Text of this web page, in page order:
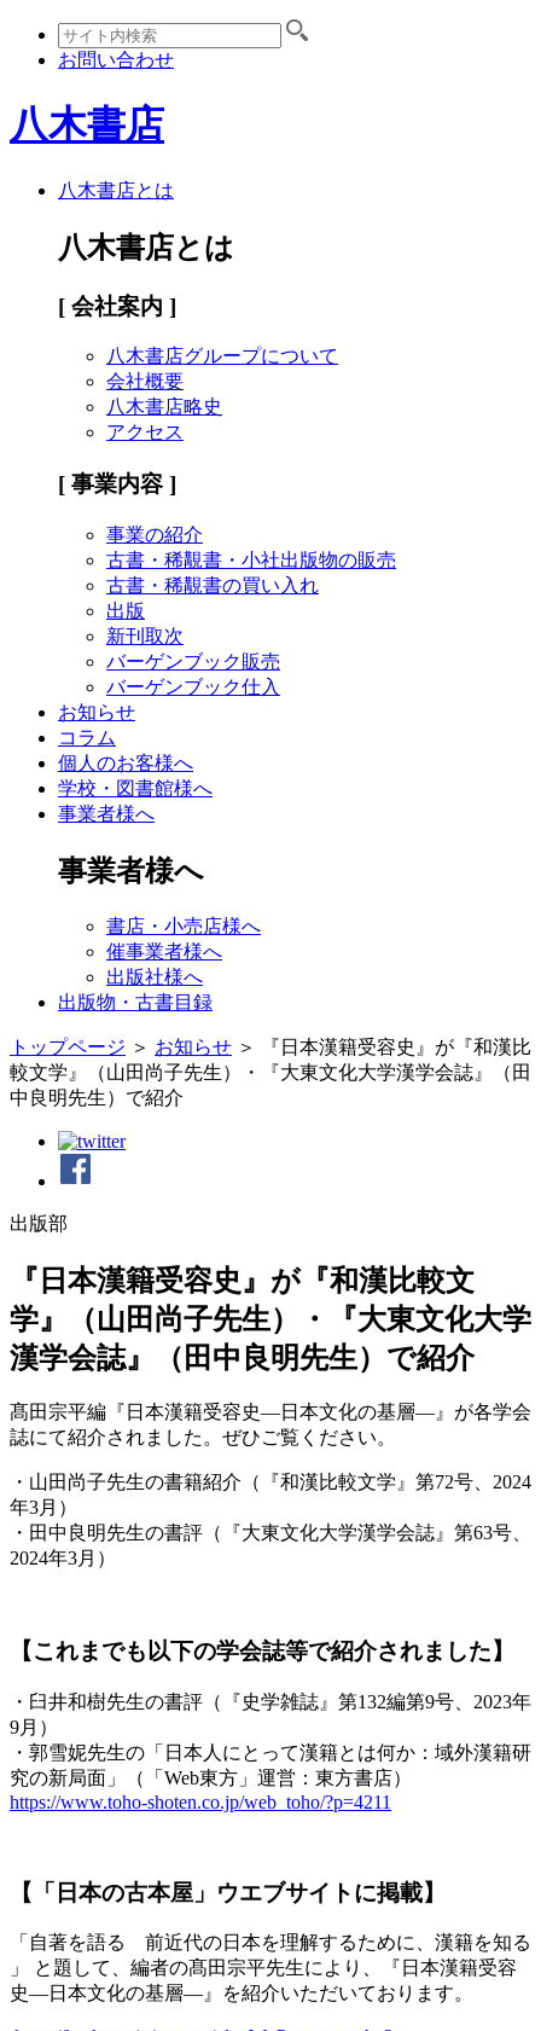
お問い合わせ
八木書店
八木書店とは
八木書店とは
[ 会社案内 ]
八木書店グループについて
会社概要
八木書店略史
アクセス
[ 事業内容 ]
事業の紹介
古書・稀覯書・小社出版物の販売
古書・稀覯書の買い入れ
出版
新刊取次
バーゲンブック販売
バーゲンブック仕入
お知らせ
コラム
個人のお客様へ
学校・図書館様へ
事業者様へ
事業者様へ
書店・小売店様へ
催事業者様へ
出版社様へ
出版物・古書目録
トップページ ＞ お知らせ ＞
『日本漢籍受容史』が『和漢比
較文学』（山田尚子先生）・『大東文化大学漢学会誌』（田
中良明先生）で紹介
出版部
『日本漢籍受容史』が『和漢比較文
学』（山田尚子先生）・『大東文化大学
漢学会誌』（田中良明先生）で紹介
髙田宗平編『日本漢籍受容史―日本文化の基層―』が各学会
誌にて紹介されました。ぜひご覧ください。
・山田尚子先生の書籍紹介（『和漢比較文学』第72号、2024
年3月）
・田中良明先生の書評（『大東文化大学漢学会誌』第63号、
2024年3月）
【これまでも以下の学会誌等で紹介されました】
・臼井和樹先生の書評（『史学雑誌』第132編第9号、2023年
9月）
・郭雪妮先生の「日本人にとって漢籍とは何か：域外漢籍研
究の新局面」（「Web東方」運営：東方書店）
https://www.toho-shoten.co.jp/web_toho/?p=4211
【「日本の古本屋」ウエブサイトに掲載】
「自著を語る 前近代の日本を理解するために、漢籍を知る
」 と題して、編者の髙田宗平先生により、
『日本漢籍受容
史―日本文化の基層―』を紹介いただいております。